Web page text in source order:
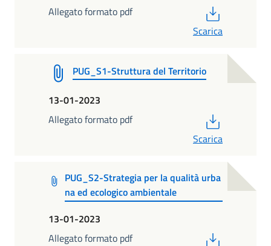
Allegato formato pdf
Scarica
PUG_S1-Struttura del Territorio
13-01-2023
Allegato formato pdf
Scarica
PUG_S2-Strategia per la qualità urba
na ed ecologico ambientale
13-01-2023
Allegato formato pdf